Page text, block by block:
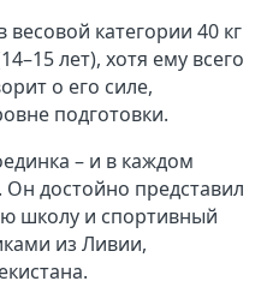
категории 40 кг
лет), хотя ему всего
о его силе,
подготовки.
– и в каждом
достойно представил
школу и спортивный
из Ливии,